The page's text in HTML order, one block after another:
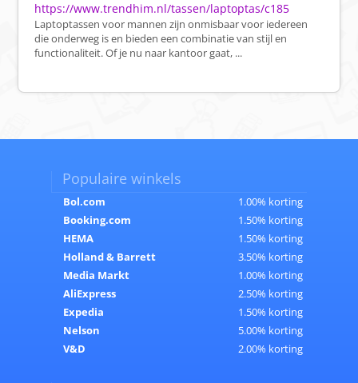
https://www.trendhim.nl/tassen/laptoptas/c185
Laptoptassen voor mannen zijn onmisbaar voor iedereen
die onderweg is en bieden een combinatie van stijl en
functionaliteit. Of je nu naar kantoor gaat, ...
Populaire winkels
Bol.com
1.00% korting
Booking.com
1.50% korting
HEMA
1.50% korting
Holland & Barrett
3.50% korting
Media Markt
1.00% korting
AliExpress
2.50% korting
Expedia
1.50% korting
Nelson
5.00% korting
V&D
2.00% korting